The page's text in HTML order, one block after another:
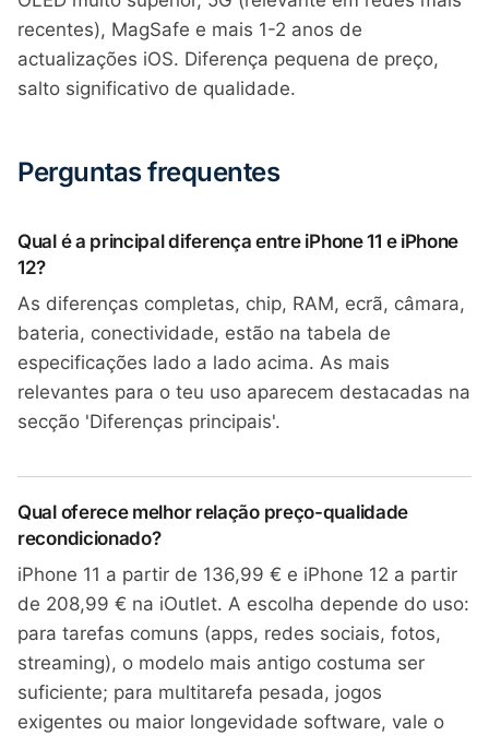
recentes), MagSafe e mais 1-2 anos de
actualizações iOS. Diferença pequena de preço,
salto significativo de qualidade.
Perguntas frequentes
Qual é a principal diferença entre iPhone 11 e iPhone
12?
As diferenças completas, chip, RAM, ecrã, câmara,
bateria, conectividade, estão na tabela de
especificações lado a lado acima. As mais
relevantes para o teu uso aparecem destacadas na
secção 'Diferenças principais'.
Qual oferece melhor relação preço-qualidade
recondicionado?
iPhone 11 a partir de 136,99 € e iPhone 12 a partir
de 208,99 € na iOutlet. A escolha depende do uso:
para tarefas comuns (apps, redes sociais, fotos,
streaming), o modelo mais antigo costuma ser
suficiente; para multitarefa pesada, jogos
exigentes ou maior longevidade software, vale o